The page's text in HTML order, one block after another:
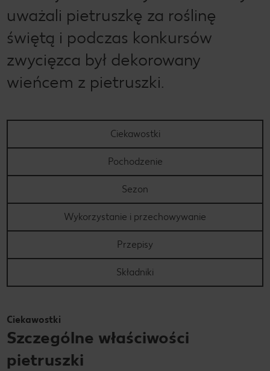
uważali pietruszkę za roślinę
świętą i podczas konkursów
zwycięzca był dekorowany
wieńcem z pietruszki.
Ciekawostki
Pochodzenie
Sezon
Wykorzystanie i przechowywanie
Przepisy
Składniki
Ciekawostki
Szczególne właściwości
pietruszki